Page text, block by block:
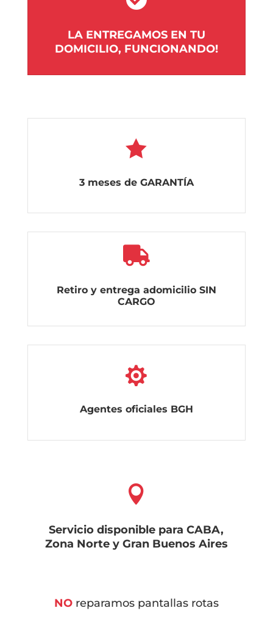
LA ENTREGAMOS EN TU
DOMICILIO, FUNCIONANDO!

3 meses de GARANTÍA

Retiro y entrega adomicilio SIN
CARGO

Agentes oficiales BGH

Servicio disponible para CABA,
Zona Norte y Gran Buenos Aires
NO reparamos pantallas rotas